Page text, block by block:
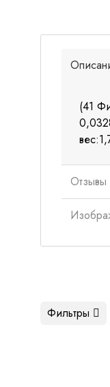
(41
Отзывы
Фильтры